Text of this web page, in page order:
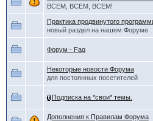
ВСЕМ, ВСЕМ, ВСЕМ!
Практика продвинутого
новый раздел на нашем Форуме
Форум - Faq
Некоторые новости Форума
для постоянных посетителей
Подписка на *свои* темы.
Дополнения к Правилам Форума